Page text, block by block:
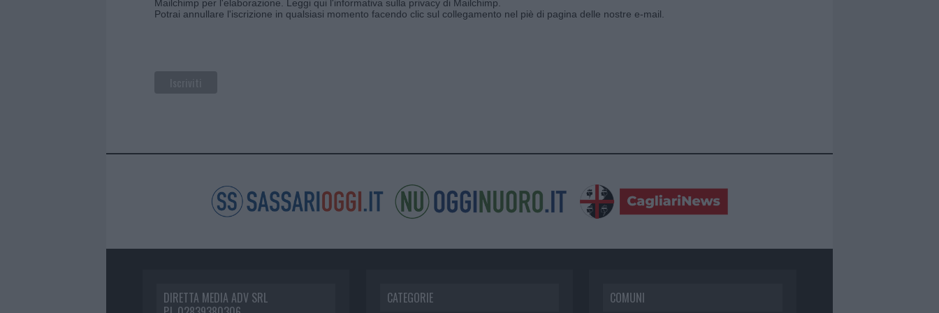
Mailchimp per l'elaborazione. Leggi qui l'informativa sulla privacy di Mailchimp
Potrai annullare l'iscrizione in qualsiasi momento facendo clic sul collegamento nel piè di pagina delle nostre e-mail.
DIRETTA MEDIA ADV SRL
CATEGORIE COMUNI